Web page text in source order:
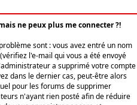
ne peux plus me connecter ?!
sont : vous avez entré un nom
l'e-mail qui vous a été envoyé
a supprimé votre compte
dans le dernier cas, peut-être alors
pour les forums de supprimer
n'ayant rien posté afin de réduire